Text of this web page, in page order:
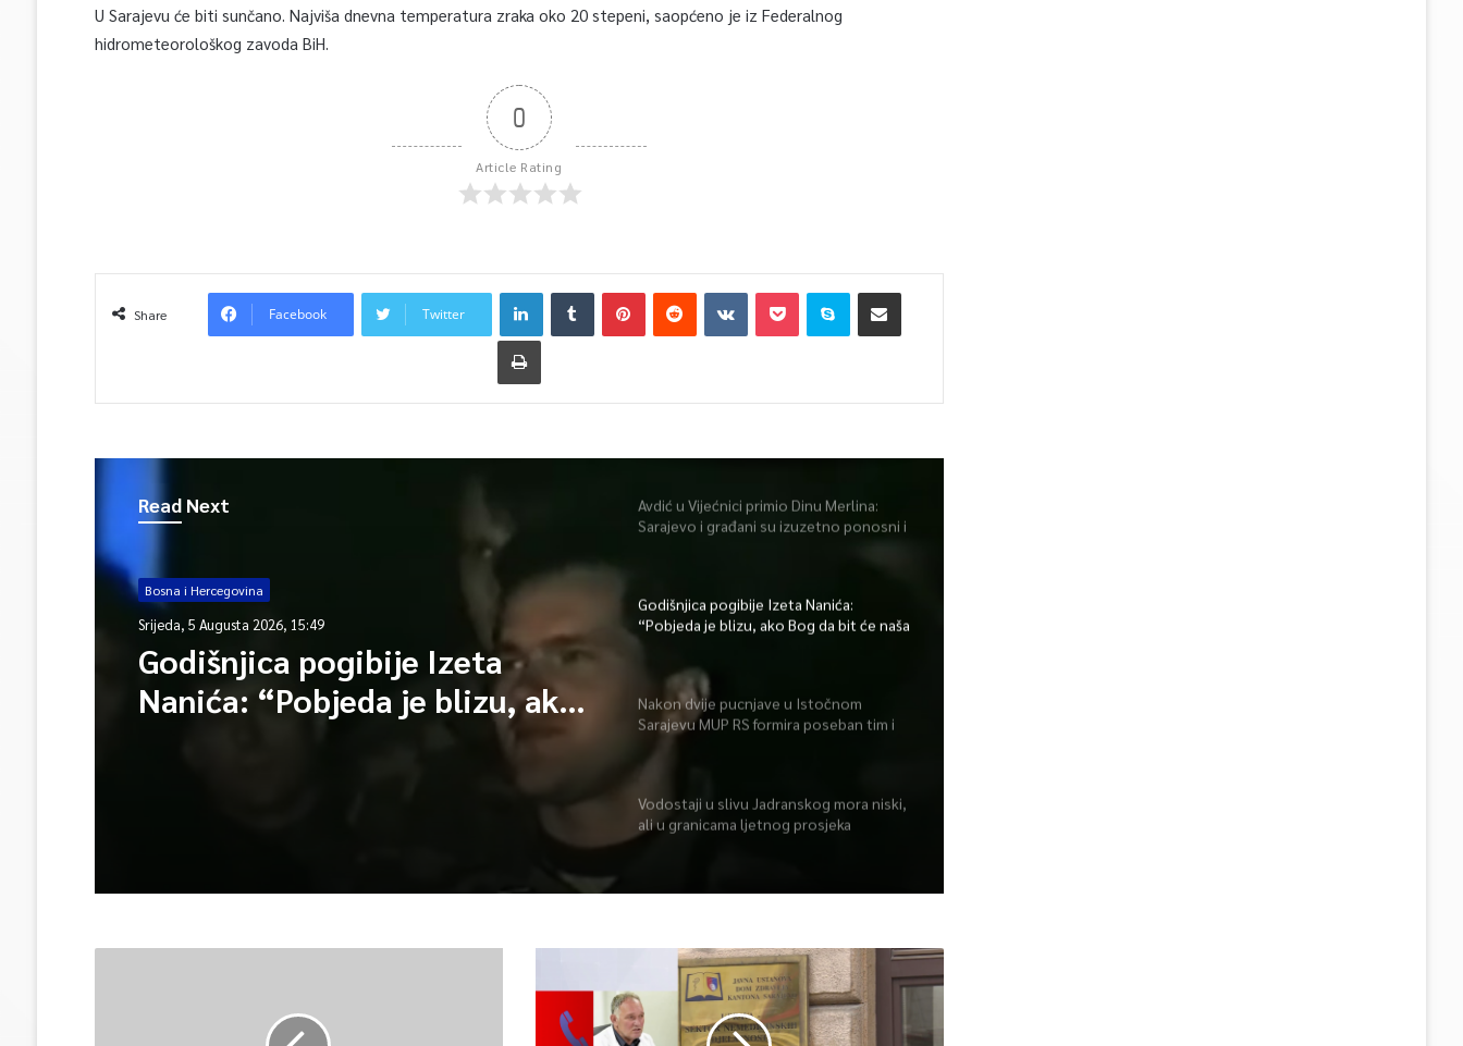
U Sarajevu će biti sunčano. Najviša dnevna temperatura zraka oko 20 stepeni, saopćeno je iz Federalnog
hidrometeorološkog zavoda BiH.
0
Article Rating
Share Facebook Twitter
Read Next
Bosna i Hercegovina
Srijeda, 5 Augusta 2026, 15:49
Godišnjica pogibije Izeta
Nanića: “Pobjeda je blizu, ako
Bog da bit će naša Bosna i
Avdić u Vijećnici primio Dinu Merlina:
Sarajevo i građani su izuzetno ponosni i
Godišnjica pogibije Izeta Nanića:
“Pobjeda je blizu, ako Bog da bit će naša
Nakon dvije pucnjave u Istočnom
Sarajevu MUP RS formira poseban tim i
Vodostaji u slivu Jadranskog mora niski,
ali u granicama ljetnog prosjeka